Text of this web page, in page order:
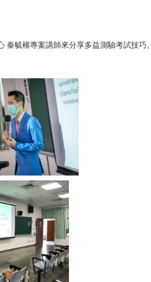
毓權專案講師來分享多益測驗考試技巧。